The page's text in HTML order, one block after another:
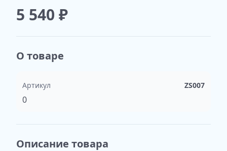
5 540 ₽
О товаре
Артикул ZS007
0
Описание товара